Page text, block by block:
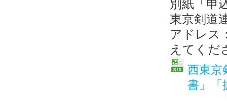
別紙「申
東京剣道
アドレス
えてくだ
西東京
書」「